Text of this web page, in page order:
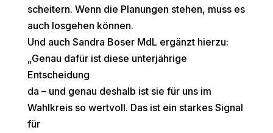
scheitern. Wenn die Planungen stehen, muss es
auch losgehen können.
Und auch Sandra Boser MdL ergänzt hierzu:
„Genau dafür ist diese unterjährige
Entscheidung
da – und genau deshalb ist sie für uns im
Wahlkreis so wertvoll. Das ist ein starkes Signal
für